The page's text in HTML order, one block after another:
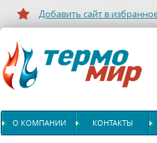
Добавить сайт в
О КОМПАНИИ КОНТАКТЫ